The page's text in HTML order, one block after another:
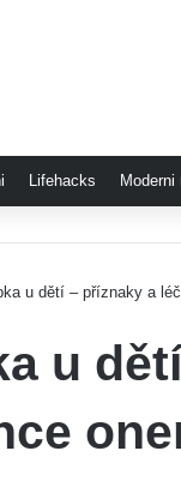
Lifehacks Moderni
u dětí – příznaky a
u